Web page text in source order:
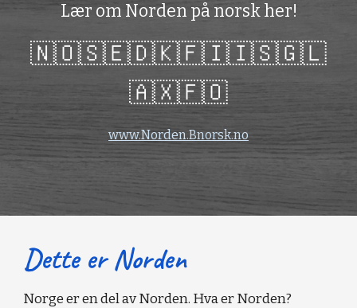
Lær om Norden på norsk her!
🇳🇴🇸🇪🇩🇰🇫🇮🇮🇸🇬🇱
🇦🇽🇫🇴
www.Norden.Bnorsk.no
Dette er Norden
Norge er en del av Norden. Hva er Norden?